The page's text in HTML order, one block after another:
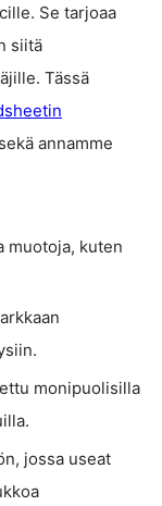
Se tarjoaa
siitä
Tässä
annamme
muotoja, kuten
monipuolisilla
jossa useat